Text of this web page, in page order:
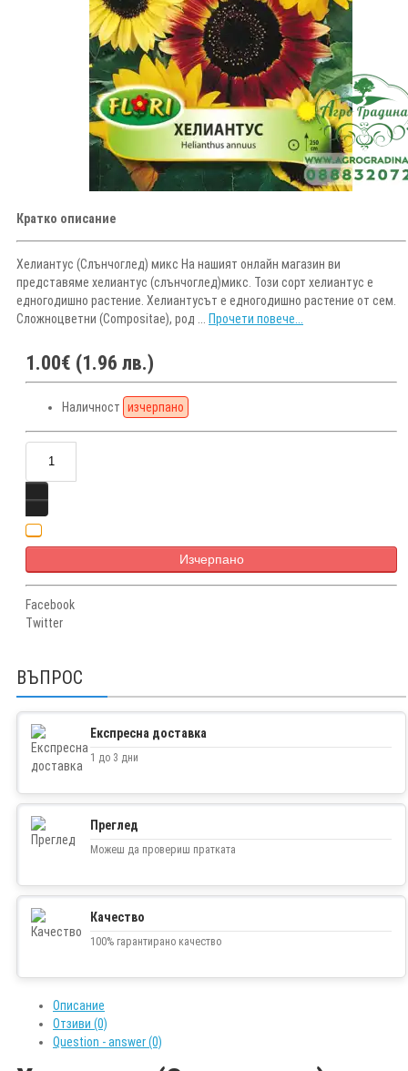
Кратко описание
Хелиантус (Слънчоглед) микс На нашият онлайн магазин ви
представяме хелиантус (слънчоглед)микс. Този сорт хелиантус е
едногодишно растение. Хелиантусът е едногодишно растение от сем.
Сложноцветни (Compositae), род ... Прочети повече...
1.00€ (1.96 лв.)
Наличност изчерпано
Изчерпано
Facebook
Twitter
ВЪПРОС
Експресна доставка
1 до 3 дни
Преглед
Можеш да провериш пратката
Качество
100% гарантирано качество
Описание
Отзиви (0)
Question - answer (0)